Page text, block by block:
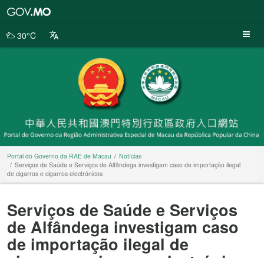
da
30°C
Portal do Governo da RAE de Macau
Notícias
Serviços de Saúde e Serviços de Alfândega investigam caso de importação ilegal
de cigarros e cigarros electrónicos
Serviços de Saúde e Serviços
de Alfândega investigam caso
de importação ilegal de